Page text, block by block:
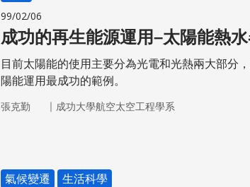
99/02/06
成功的再生能源運用–太陽能熱
目前太陽能的使用主要分為光電和光熱兩大部分
陽能運用最成功的範例。
張克勤 ｜ 成功大學航空太空工程學系
氣候變遷 生活科學